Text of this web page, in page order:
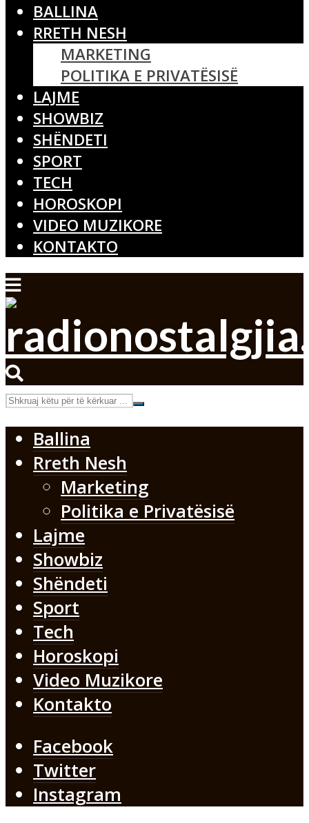
BALLINA
RRETH NESH
MARKETING
POLITIKA E PRIVATËSISË
LAJME
SHOWBIZ
SHËNDETI
SPORT
TECH
HOROSKOPI
VIDEO MUZIKORE
KONTAKTO
Ballina
Rreth Nesh
Marketing
Politika e Privatësisë
Lajme
Showbiz
Shëndeti
Sport
Tech
Horoskopi
Video Muzikore
Kontakto
Facebook
Twitter
Instagram